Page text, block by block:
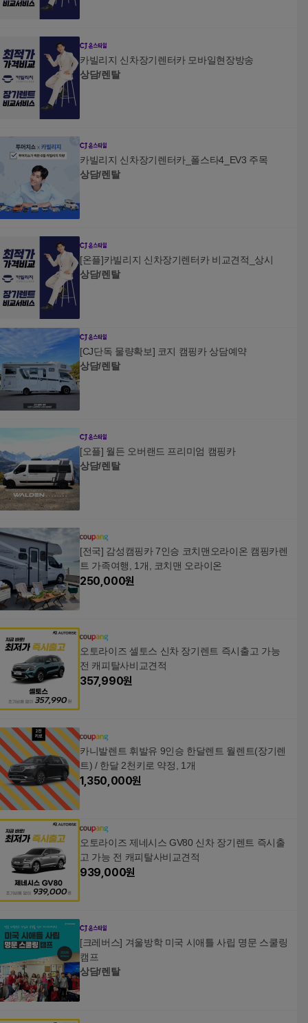
카빌리지 신차장기렌터카 모바일현장방송
상담/렌탈
카빌리지 신차장기렌터카_폴스타4_EV3 주목
상담/렌탈
[온플]카빌리지 신차장기렌터카 비교견적_상시
상담/렌탈
[CJ단독 물량확보] 코지 캠핑카 상담예약
상담/렌탈
[오플] 월든 오버랜드 프리미엄 캠핑카
상담/렌탈
[전국] 감성캠핑카 7인승 코치맨오라이온 캠핑카렌
트 가족여행, 1개, 코치맨 오라이온
250,000원
오토라이즈 셀토스 신차 장기렌트 즉시출고 가능
전 캐피탈사비교견적
357,990원
카니발렌트 휘발유 9인승 한달렌트 월렌트(장기렌
트) / 한달 2천키로 약정, 1개
1,350,000원
오토라이즈 제네시스 GV80 신차 장기렌트 즉시출
고 가능 전 캐피탈사비교견적
939,000원
[크레버스] 겨울방학 미국 시애틀 사립 명문 스쿨링
캠프
상담/렌탈